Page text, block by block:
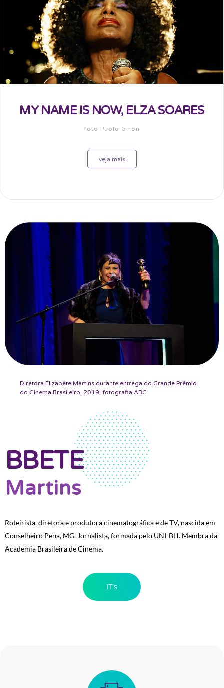
MY NAME IS NOW, ELZA SOARES
foto Paolo Giron
veja mais
Diretora Elizabete Martins durante entrega do Grande Prêmio
do Cinema Brasileiro, 2019, fotografia ABC.
BBETE
Martins
Roteirista, diretora e produtora cinematográfica e de TV, nascida em
Conselheiro Pena, MG. Jornalista, formada pelo UNI-BH. Membra da
Academia Brasileira de Cinema.
IT's